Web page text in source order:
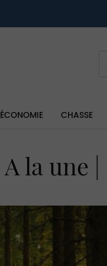
ÉCONOMIE CHASSE
A la une